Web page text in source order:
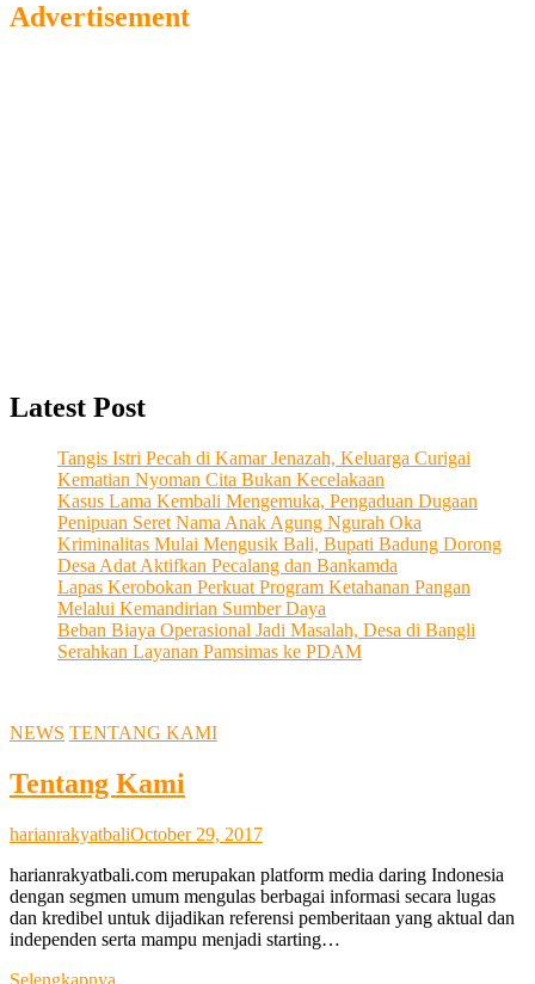
Advertisement
Latest Post
Tangis Istri Pecah di Kamar Jenazah, Keluarga Curigai
Kematian Nyoman Cita Bukan Kecelakaan
Kasus Lama Kembali Mengemuka, Pengaduan Dugaan
Penipuan Seret Nama Anak Agung Ngurah Oka
Kriminalitas Mulai Mengusik Bali, Bupati Badung Dorong
Desa Adat Aktifkan Pecalang dan Bankamda
Lapas Kerobokan Perkuat Program Ketahanan Pangan
Melalui Kemandirian Sumber Daya
Beban Biaya Operasional Jadi Masalah, Desa di Bangli
Serahkan Layanan Pamsimas ke PDAM
NEWS TENTANG KAMI
Tentang Kami
harianrakyatbaliOctober 29, 2017
harianrakyatbali.com merupakan platform media daring Indonesia
dengan segmen umum mengulas berbagai informasi secara lugas
dan kredibel untuk dijadikan referensi pemberitaan yang aktual dan
independen serta mampu menjadi starting…
Selengkapnya